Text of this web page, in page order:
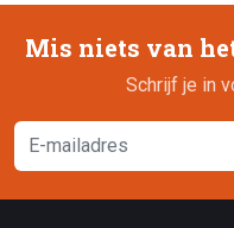
Mis niets van
Schrijf je in